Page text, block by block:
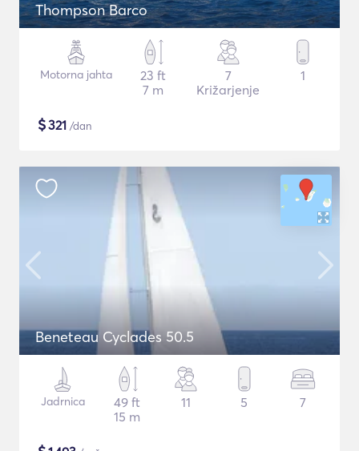
Thompson Barco
Motorna jahta
23 ft
7 m
7
Križarjenje
1
$321 /dan
Beneteau Cyclades 50.5
Jadrnica
49 ft
15 m
11 5 7